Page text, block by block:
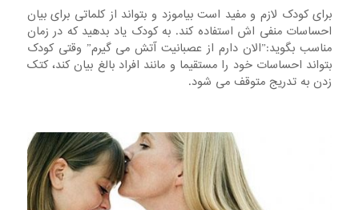
برای کودک لازم و مفید است بیاموزد و بتواند از کلماتی برای بیان
احساسات منفی اش استفاده کند. به کودک یاد بدهید که در زمان
مناسب بگوید:”الان دارم از عصبانیت آتش می گیرم” وقتی کودک
بتواند احساسات خود را مستقیما و مانند افراد بالغ بیان کند، کتک
زدن به تدریج متوقف می شود.